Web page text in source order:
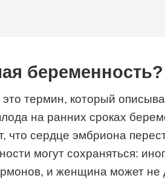
беременность?
термин, который
на ранних сроках
что сердце эмбриона
могут сохраняться:
и женщина может не